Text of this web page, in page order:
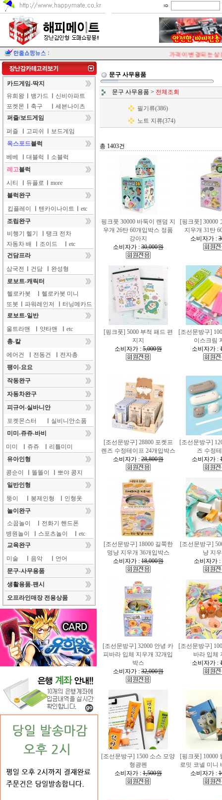
가격이 변경되는 상
카드게임-딱지
유희왕
뱅가드
신비아파트
포켓몬
축구
세븐나이츠
퍼즐/보드게임
퍼즐
고피쉬
보드게임
옥스포드블럭
베베
대블럭
소블럭
레고블럭
시티
듀플로
more
블럭완구
킵플레이
텐카이나이트
etc
조립완구
비행기 헬기
탱크 전차
자동차 배
조이드
etc
건담프라
삼국전
건담
완성형
로보트-캐릭터
헬로카봇
헬로카봇 미니
또봇
파워레인저
터닝메카드
로보트-일반
울트라맨
얏타맨
etc
총-칼
에어건
전동건
전자총
팽이-요요
작동완구
자동차완구
피규어-실바니안
포켓몬스터
실비니안소품
미미-쥬쥬-바비
미미
쥬쥬
리틀미미
유아인형
콩순이
똘똘이
뽀야 콩지
일반인형
뚱이
봉제인형
인형옷
놀이완구
소꿉놀이
전화기 핸드폰
병원놀이
스포츠놀이
etc
교육완구
미술
음악
언어
문구-사무용품
생활용품-팬시
오프라인매장 전용상품
문구 사무용품
문구 사무용품 > 전체조회
필기류(386)
노트 지류(374)
총 1403건
핑크풋 30000 바둑이 랜덤 지
우개 26탄 60개입박스 정품
강아지
소비자가 : 30,000원
[핑크풋] 30000
지우개 31탄
소비자가 :
[핑크풋] 5000 부적 패드 편
지지
소비자가 : 5,000원
[조선문방구]
이스크림
소비자가 :
[조선문방구] 28800 포켓프
렌즈 수정테이프 24개입박스
소비자가 : 28,800원
[조선문방구]
즈 수정
소비자가 :
[조선문방구] 18000 길쭉한
멍냥 지우개 36개입박스
소비자가 : 18,000원
[조선문방구]
냥 지
소비자가 :
[조선문방구] 32000 안녕 카
피바라 입체 지우개 32개입
박스
소비자가 : 32,000원
[조선문방구]
바라 입체
소비자가 :
[조선문방구] 1500 소스 모양
형광펜
소비자가 : 1,500원
[핑크풋] 10000
로밋 코넬 미니
소비자가 :